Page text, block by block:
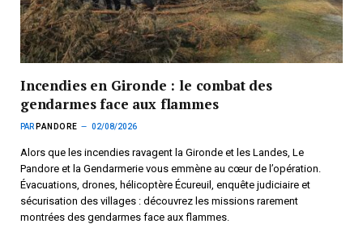
Incendies en Gironde : le combat des
gendarmes face aux flammes
PAR PANDORE 02/08/2026
Alors que les incendies ravagent la Gironde et les Landes, Le
Pandore et la Gendarmerie vous emmène au cœur de l’opération.
Évacuations, drones, hélicoptère Écureuil, enquête judiciaire et
sécurisation des villages : découvrez les missions rarement
montrées des gendarmes face aux flammes.